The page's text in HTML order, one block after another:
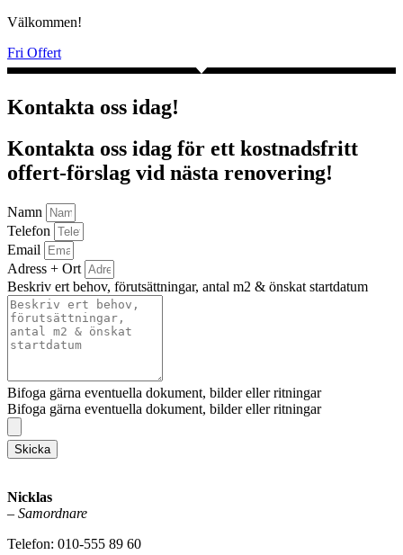
Välkommen!
Fri Offert
Kontakta oss idag!
Kontakta oss idag för ett kostnadsfritt
offert-förslag vid nästa renovering!
Namn
Telefon
Email
Adress + Ort
Beskriv ert behov, förutsättningar, antal m2 & önskat startdatum
Bifoga gärna eventuella dokument, bilder eller ritningar
Bifoga gärna eventuella dokument, bilder eller ritningar
Skicka
Nicklas
– Samordnare
Telefon: 010-555 89 60